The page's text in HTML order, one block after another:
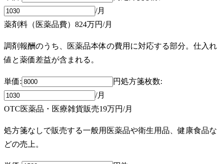
/月
薬剤料（医薬品費） 824万円/月
調剤報酬のうち、医薬品本体の費用に対応する部分。仕入れ
値と薬価差益が含まれる。
単価: 円処方箋枚数:
/月
OTC医薬品・医療雑貨販売19万円/月
処方箋なしで販売する一般用医薬品や衛生用品、健康食品な
どの売上。